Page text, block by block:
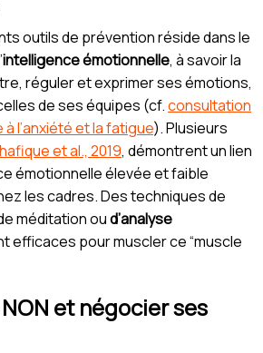
outils de prévention réside dans le
intelligence émotionnelle, à savoir la
réguler et exprimer ses émotions,
de ses équipes (cf.consultation
l’anxiété et la fatigue). Plusieurs
et al., 2019, démontrent un lien
émotionnelle élevée et faible
les cadres. Des techniques de
méditation oud’analyse
efficaces pour muscler ce “muscle
et négocier ses